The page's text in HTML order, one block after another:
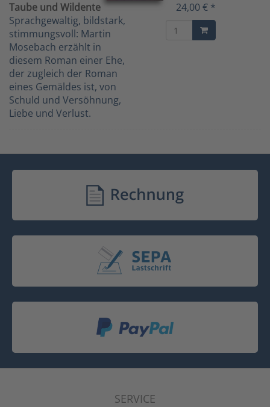
Taube und Wildente
Sprachgewaltig, bildstark,
stimmungsvoll: Martin
Mosebach erzählt in
diesem Roman einer Ehe,
der zugleich der Roman
eines Gemäldes ist, von
Schuld und Versöhnung,
Liebe und Verlust.
24,00 € *
SERVICE